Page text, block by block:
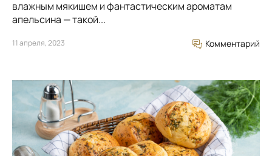
влажным мякишем и фантастическим ароматам
апельсина — такой...
11 апреля, 2023 Комментарий